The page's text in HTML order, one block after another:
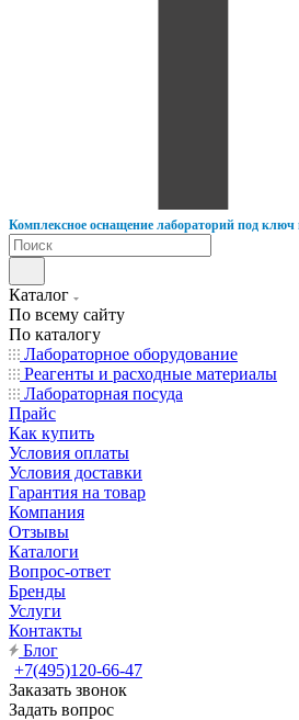
Комплексное оснащение лабораторий под ключ
Каталог
По всему сайту
По каталогу
Лабораторное оборудование
Реагенты и расходные материалы
Лабораторная посуда
Прайс
Как купить
Условия оплаты
Условия доставки
Гарантия на товар
Компания
Отзывы
Каталоги
Вопрос-ответ
Бренды
Услуги
Контакты
Блог
+7(495)120-66-47
Заказать звонок
Задать вопрос